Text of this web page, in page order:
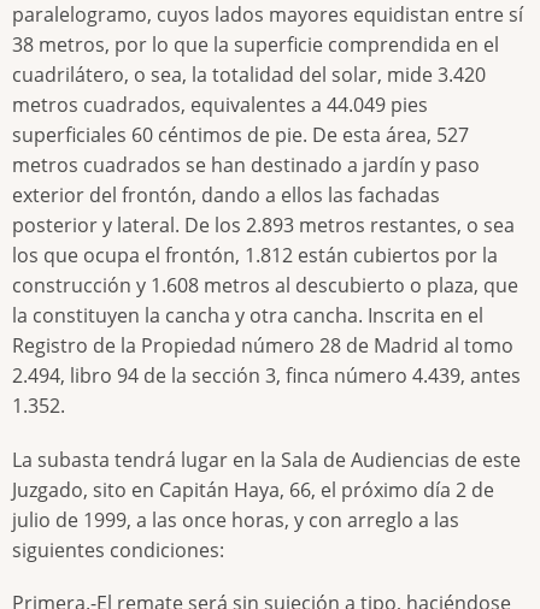
paralelogramo, cuyos lados mayores equidistan entre sí
38 metros, por lo que la superficie comprendida en el
cuadrilátero, o sea, la totalidad del solar, mide 3.420
metros cuadrados, equivalentes a 44.049 pies
superficiales 60 céntimos de pie. De esta área, 527
metros cuadrados se han destinado a jardín y paso
exterior del frontón, dando a ellos las fachadas
posterior y lateral. De los 2.893 metros restantes, o sea
los que ocupa el frontón, 1.812 están cubiertos por la
construcción y 1.608 metros al descubierto o plaza, que
la constituyen la cancha y otra cancha. Inscrita en el
Registro de la Propiedad número 28 de Madrid al tomo
2.494, libro 94 de la sección 3, finca número 4.439, antes
1.352.
La subasta tendrá lugar en la Sala de Audiencias de este
Juzgado, sito en Capitán Haya, 66, el próximo día 2 de
julio de 1999, a las once horas, y con arreglo a las
siguientes condiciones:
Primera.-El remate será sin sujeción a tipo, haciéndose